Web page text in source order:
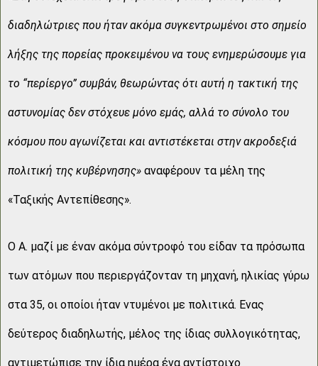
διαδηλώτριες που ήταν ακόμα συγκεντρωμένοι στο σημείο
λήξης της πορείας προκειμένου να τους ενημερώσουμε για
το “περίεργο” συμβάν, θεωρώντας ότι αυτή η τακτική της
αστυνομίας δεν στόχευε μόνο εμάς, αλλά το σύνολο του
κόσμου που αγωνίζεται και αντιστέκεται στην ακροδεξιά
πολιτική της κυβέρνησης» αναφέρουν τα μέλη της
«Ταξικής Αντεπίθεσης».
Ο Α. μαζί με έναν ακόμα σύντροφό του είδαν τα πρόσωπα
των ατόμων που περιεργάζονταν τη μηχανή, ηλικίας γύρω
στα 35, οι οποίοι ήταν ντυμένοι με πολιτικά. Ενας
δεύτερος διαδηλωτής, μέλος της ίδιας συλλογικότητας,
αντιμετώπισε την ίδια ημέρα ένα αντίστοιχο